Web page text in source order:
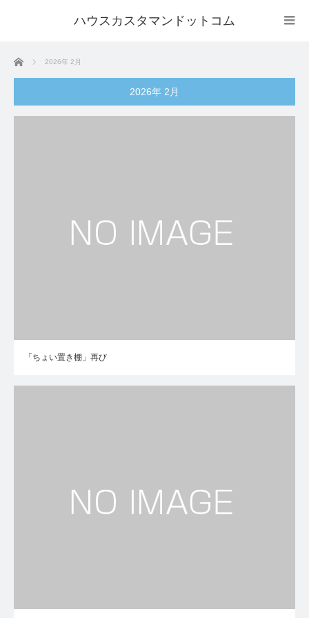
ハウスカスタマンドットコム
ホーム 2026年 2月
2026年 2月
「ちょい置き棚」再び